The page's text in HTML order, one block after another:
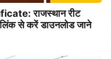
राजस्थान रीट
लिंक से करें डाउनलोड जाने